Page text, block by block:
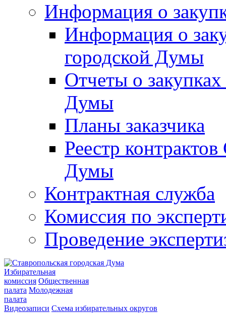
Информация о
Информация о
городской Думы
Отчеты о
Думы
Планы заказчика
Реестр
Думы
Контрактная служба
Комиссия по
Проведение
Избирательная
комиссия Общественная
палата Молодежная
палата
Видеозаписи Схема избирательных округов